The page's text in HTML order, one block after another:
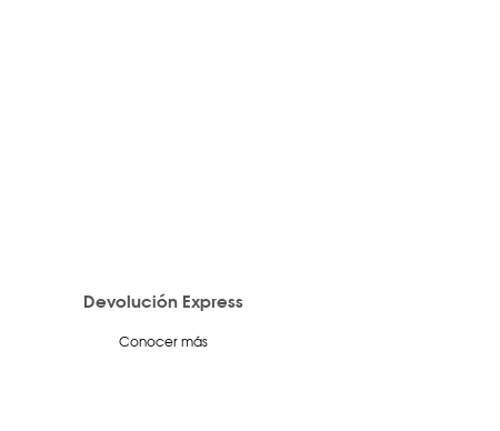
Devolución Express
Conocer más